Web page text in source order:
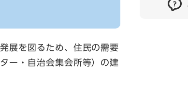
展を図るため、住民の需要
ー・自治会集会所等）の建